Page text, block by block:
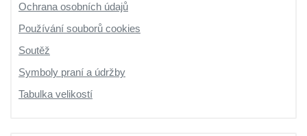
Ochrana osobních údajů
Používání souborů cookies
Soutěž
Symboly praní a údržby
Tabulka velikostí